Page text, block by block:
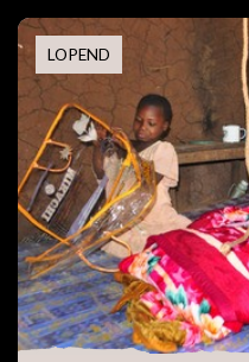
LOPEND